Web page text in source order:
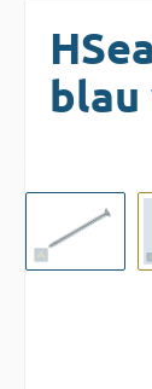
Bildergalerie